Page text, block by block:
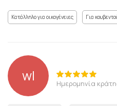
Κατάλληλο για οικογένειες Για
wl Ημερομηνία